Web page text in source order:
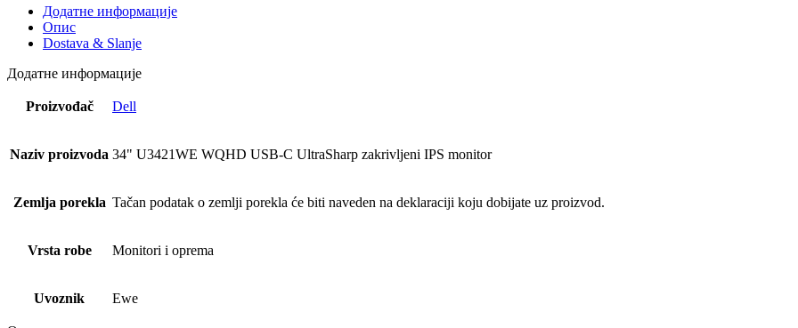
Додатне информације
Опис
Dostava & Slanje
Додатне информације
Proizvođač Dell
Naziv proizvoda 34" U3421WE WQHD USB-C UltraSharp zakrivljeni IPS monitor
Zemlja porekla Tačan podatak o zemlji porekla će biti naveden na deklaraciji koju dobijate uz proizvod.
Vrsta robe Monitori i oprema
Uvoznik Ewe